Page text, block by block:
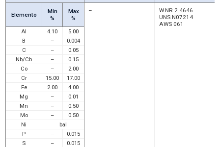
Elemento
Min
%
Max
%
Al
4.10
5.00
B
–
0.004
C
–
0.05
Nb/Cb
–
0.15
Co
–
2.00
Cr
15.00
17.00
Fe
2.00
4.00
Mg
–
0.01
Mn
–
0.50
Mo
–
0.50
Ni
bal
P
–
0.015
S
–
0.015
–
W.NR 2.4646
UNS N07214
AWS 061